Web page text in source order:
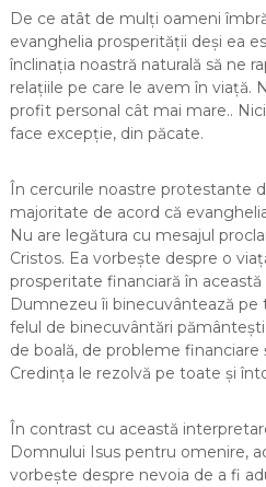
De ce atât de mulți oameni
evanghelia prosperității deși ea
înclinația noastră naturală să ne
relațiile pe care le avem în viață.
profit personal cât mai mare..
face excepție, din păcate.
În cercurile noastre protestante
majoritate de acord că
Nu are legătura cu mesajul
Cristos. Ea vorbește despre o
prosperitate financiară în
Dumnezeu îi binecuvântează
felul de binecuvântări
de boală, de probleme financiare
Credința le rezolvă pe toate și
În contrast cu această
Domnului Isus pentru omenire,
vorbește despre nevoia de a fi